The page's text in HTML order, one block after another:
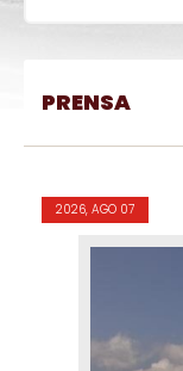
PRENSA
2026, AGO 07